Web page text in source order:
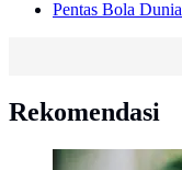
Pentas Bola Dunia
Rekomendasi